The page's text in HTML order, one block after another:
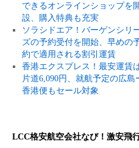
できるオンラインショップを
設、購入特典も充実
ソラシドエア！バーゲンシリ
ズの予約受付を開始、早めの
約で適用される割引運賃
香港エクスプレス！最安運賃
片道6,090円、就航予定の広島
香港便もセール対象
LCC格安航空会社なび！激安飛